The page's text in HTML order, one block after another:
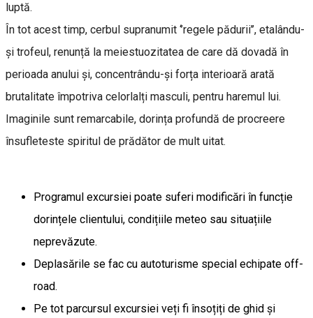
luptă.
În tot acest timp, cerbul supranumit ‘’regele pădurii’’, etalându-
și trofeul, renunță la meiestuozitatea de care dă dovadă în
perioada anului și, concentrându-și forța interioară arată
brutalitate împotriva celorlalți masculi, pentru haremul lui.
Imaginile sunt remarcabile, dorința profundă de procreere
însufleteste spiritul de prădător de mult uitat.
Programul excursiei poate suferi modificări în funcție
dorințele clientului, condițiile meteo sau situațiile
neprevăzute.
Deplasările se fac cu autoturisme special echipate off-
road.
Pe tot parcursul excursiei veți fi însoțiți de ghid și